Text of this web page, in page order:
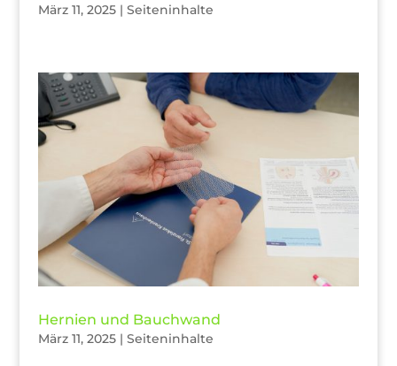
März 11, 2025| Seiteninhalte
Hernien und Bauchwand
März 11, 2025| Seiteninhalte